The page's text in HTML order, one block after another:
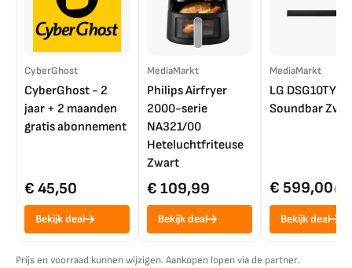
CyberGhost
CyberGhost - 2
jaar + 2 maanden
gratis abonnement
€ 45,50
Bekijk deal
MediaMarkt
Philips Airfryer
2000-serie
NA321/00
Heteluchtfriteuse
Zwart
€ 109,99
Bekijk deal
MediaMarkt
LG DSG10TY
Soundbar
€ 599,00€
Bekijk deal
Prijs en voorraad kunnen wijzigen. Aankopen lopen via de partner.